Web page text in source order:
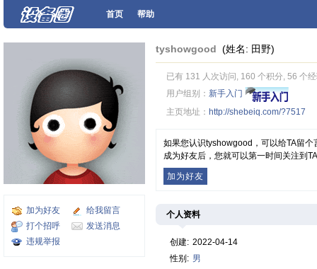
首页 帮助
加为好友
给我留言
打个招呼
发送消息
违规举报
tyshowgood (姓名: 田野)
已有 131 人次访问, 160 个积分, 56 个
用户组别： 新手入门
主页地址： http://shebeiq.com/?7517
如果您认识tyshowgood，可以给TA留
成为好友后，您就可以第一时间关注到
加为好友
个人资料
创建: 2022-04-14
性别: 男